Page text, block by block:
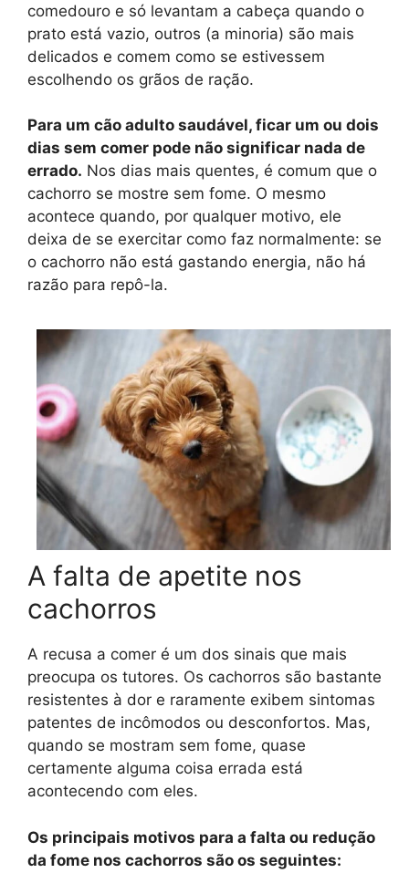
comedouro e só levantam a cabeça quando o
prato está vazio, outros (a minoria) são mais
delicados e comem como se estivessem
escolhendo os grãos de ração.
Para um cão adulto saudável, ficar um ou dois
dias sem comer pode não significar nada de
errado. Nos dias mais quentes, é comum que o
cachorro se mostre sem fome. O mesmo
acontece quando, por qualquer motivo, ele
deixa de se exercitar como faz normalmente: se
o cachorro não está gastando energia, não há
razão para repô-la.
A falta de apetite nos
cachorros
A recusa a comer é um dos sinais que mais
preocupa os tutores. Os cachorros são bastante
resistentes à dor e raramente exibem sintomas
patentes de incômodos ou desconfortos. Mas,
quando se mostram sem fome, quase
certamente alguma coisa errada está
acontecendo com eles.
Os principais motivos para a falta ou redução
da fome nos cachorros são os seguintes: